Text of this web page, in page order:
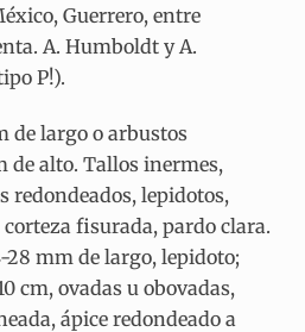
Guerrero, entre
A. Humboldt y A.
P!).
de largo o arbustos
de alto. Tallos inermes,
redondeados, lepidotos,
fisurada, pardo clara.
28 mm de largo, lepidoto;
cm, ovadas u obovadas,
ápice redondeado a